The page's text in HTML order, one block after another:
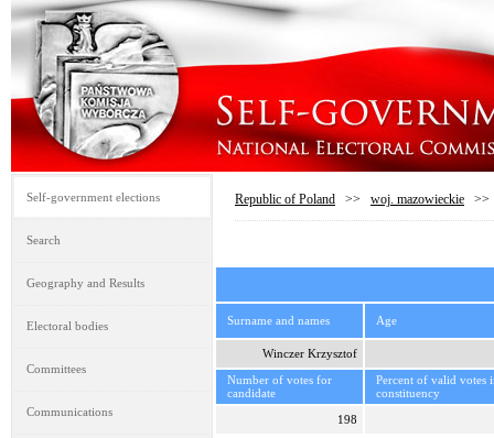
Self-government elections
Search
Geography and Results
Electoral bodies
Committees
Communications
Republic of Poland >> woj. mazowieckie
Surname and names Age
Winczer Krzysztof
Number of votes for
candidate
Percent of valid votes
constituency
198